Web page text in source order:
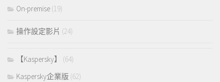
On-premise (19)
操作設定影片 (24)
【Kaspersky】
(64)
Kaspersky企業版 (62)